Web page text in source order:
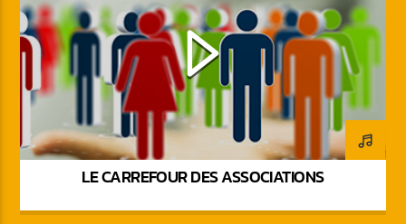
LE CARREFOUR DES ASSOCIATIONS